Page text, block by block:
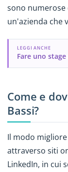
sono
un'azienda che
LEGGI ANCHE
Fare uno stage
Come e
Bassi?
Il modo
attraverso siti
LinkedIn, in cui